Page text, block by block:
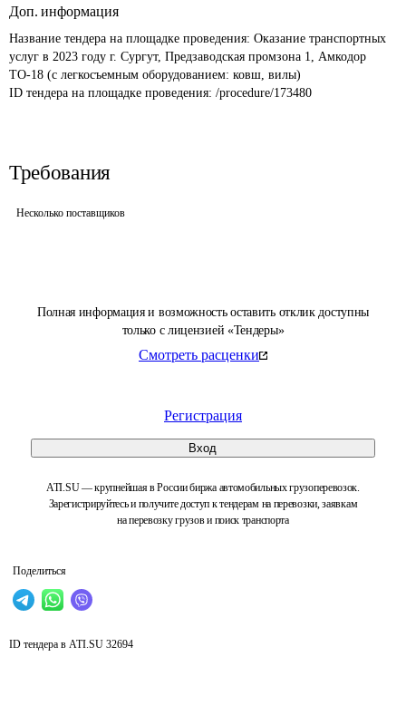
Полная информация и возможность оставить отклик доступны
только с лицензией «Тендеры»
Смотреть расценки
Регистрация
Вход
ATI.SU — крупнейшая в России биржа автомобильных грузоперевозок.
Зарегистрируйтесь и получите доступ к тендерам на перевозки, заявкам
на перевозку грузов и поиск транспорта
Поделиться
Доп. информация
Название тендера на площадке проведения: Оказание транспортных
услуг в 2023 году г. Сургут, Предзаводская промзона 1, Амкодор
ТО-18 (с легкосъемным оборудованием: ковш, вилы)
ID тендера на площадке проведения: /procedure/173480
Требования
Несколько поставщиков
ID тендера в ATI.SU 32694